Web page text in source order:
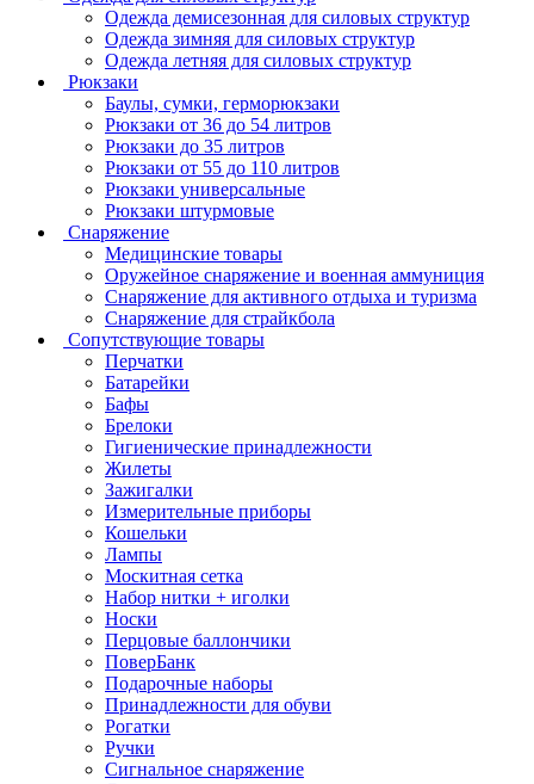
Одежда демисезонная для силовых структур
Одежда зимняя для силовых структур
Одежда летняя для силовых структур
Рюкзаки
Баулы, сумки, герморюкзаки
Рюкзаки от 36 до 54 литров
Рюкзаки до 35 литров
Рюкзаки от 55 до 110 литров
Рюкзаки универсальные
Рюкзаки штурмовые
Снаряжение
Медицинские товары
Оружейное снаряжение и военная аммуниция
Снаряжение для активного отдыха и туризма
Снаряжение для страйкбола
Сопутствующие товары
Перчатки
Батарейки
Бафы
Брелоки
Гигиенические принадлежности
Жилеты
Зажигалки
Измерительные приборы
Кошельки
Лампы
Москитная сетка
Набор нитки + иголки
Носки
Перцовые баллончики
ПоверБанк
Подарочные наборы
Принадлежности для обуви
Рогатки
Ручки
Сигнальное снаряжение